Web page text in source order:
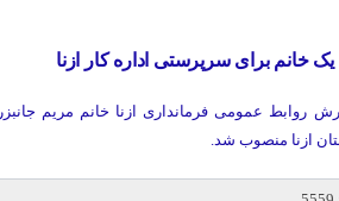
یک خانم برای سرپرستی اداره کار ازنا
روابط عمومی فرمانداری ازنا خانم مریم
ازنا منصوب شد.